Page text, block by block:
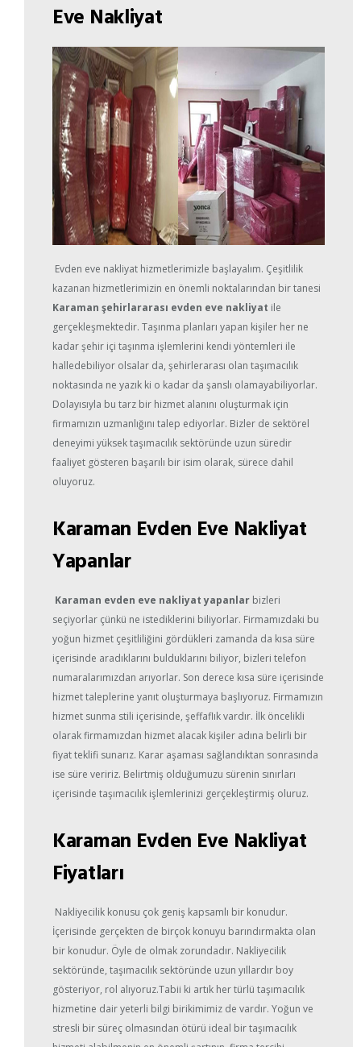
Eve Nakliyat
Evden eve nakliyat hizmetlerimizle başlayalım. Çeşitlilik
kazanan hizmetlerimizin en önemli noktalarından bir tanesi
Karaman şehirlararası evden eve nakliyat ile
gerçekleşmektedir. Taşınma planları yapan kişiler her ne
kadar şehir içi taşınma işlemlerini kendi yöntemleri ile
halledebiliyor olsalar da, şehirlerarası olan taşımacılık
noktasında ne yazık ki o kadar da şanslı olamayabiliyorlar.
Dolayısıyla bu tarz bir hizmet alanını oluşturmak için
firmamızın uzmanlığını talep ediyorlar. Bizler de sektörel
deneyimi yüksek taşımacılık sektöründe uzun süredir
faaliyet gösteren başarılı bir isim olarak, sürece dahil
oluyoruz.
Karaman Evden Eve Nakliyat
Yapanlar
Karaman evden eve nakliyat yapanlar bizleri
seçiyorlar çünkü ne istediklerini biliyorlar. Firmamızdaki bu
yoğun hizmet çeşitliliğini gördükleri zamanda da kısa süre
içerisinde aradıklarını bulduklarını biliyor, bizleri telefon
numaralarımızdan arıyorlar. Son derece kısa süre içerisinde
hizmet taleplerine yanıt oluşturmaya başlıyoruz. Firmamızın
hizmet sunma stili içerisinde, şeffaflık vardır. İlk öncelikli
olarak firmamızdan hizmet alacak kişiler adına belirli bir
fiyat teklifi sunarız. Karar aşaması sağlandıktan sonrasında
ise süre veririz. Belirtmiş olduğumuzu sürenin sınırları
içerisinde taşımacılık işlemlerinizi gerçekleştirmiş oluruz.
Karaman Evden Eve Nakliyat
Fiyatları
Nakliyecilik konusu çok geniş kapsamlı bir konudur.
İçerisinde gerçekten de birçok konuyu barındırmakta olan
bir konudur. Öyle de olmak zorundadır. Nakliyecilik
sektöründe, taşımacılık sektöründe uzun yıllardır boy
gösteriyor, rol alıyoruz.Tabii ki artık her türlü taşımacılık
hizmetine dair yeterli bilgi birikimimiz de vardır. Yoğun ve
stresli bir süreç olmasından ötürü ideal bir taşımacılık